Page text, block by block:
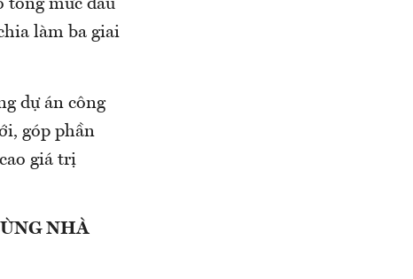
tổng mức đầu
làm ba giai
dự án công
góp phần
giá trị
NHÀ